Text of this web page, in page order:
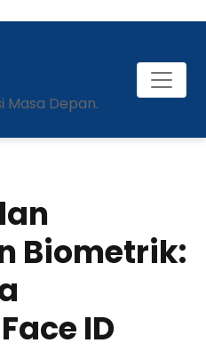
Masa Depan.
Biometrik:
ID